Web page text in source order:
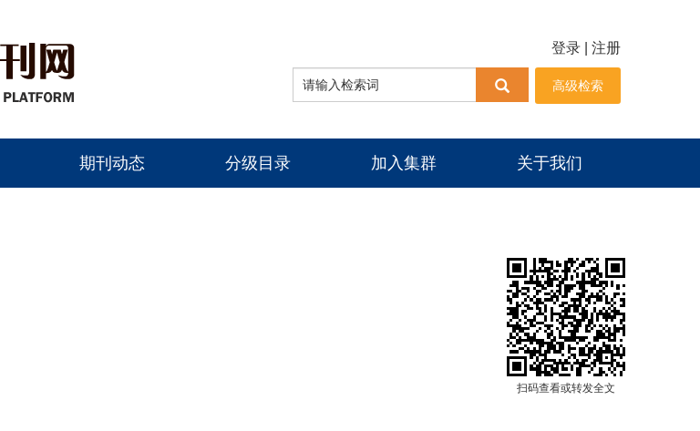
登录 注册
高级检索
期刊动态 分级目录 加入集群 关于我们
扫码查看或转发全文